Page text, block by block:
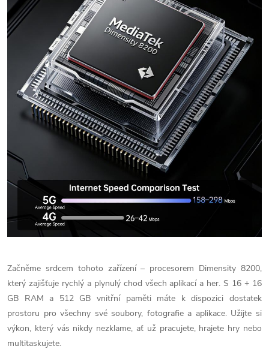
Začněme srdcem tohoto zařízení – procesorem Dimensity 8200,
který zajišťuje rychlý a plynulý chod všech aplikací a her. S 16 + 16
GB RAM a 512 GB vnitřní paměti máte k dispozici dostatek
prostoru pro všechny své soubory, fotografie a aplikace. Užijte si
výkon, který vás nikdy nezklame, ať už pracujete, hrajete hry nebo
multitaskujete.